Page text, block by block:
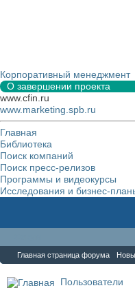
Корпоративный менеджмент
О завершении проекта
www.cfin.ru
www.marketing.spb.ru
Главная
Библиотека
Поиск компаний
Поиск пресс-релизов
Программы и видеокурсы
Исследования и бизнес-
Главная страница форума
Пользователи